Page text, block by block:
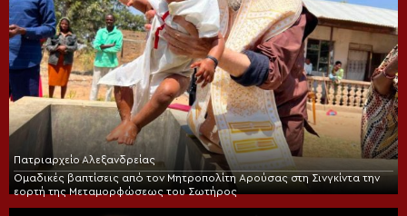
Πατριαρχείο Αλεξανδρείας
Ομαδικές βαπτίσεις από τον Μητροπολίτη Αρούσας στη Σινγκίντα την
εορτή της Μεταμορφώσεως του Σωτήρος